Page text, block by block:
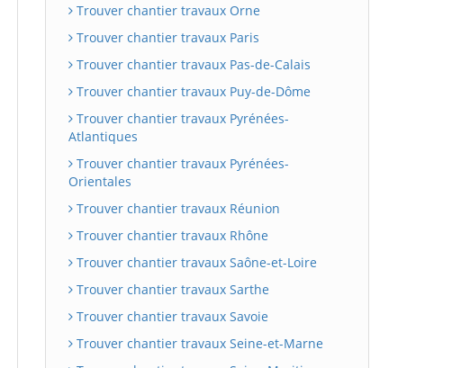
Trouver chantier travaux Orne
Trouver chantier travaux Paris
Trouver chantier travaux Pas-de-Calais
Trouver chantier travaux Puy-de-Dôme
Trouver chantier travaux Pyrénées-
Atlantiques
Trouver chantier travaux Pyrénées-
Orientales
Trouver chantier travaux Réunion
Trouver chantier travaux Rhône
Trouver chantier travaux Saône-et-Loire
Trouver chantier travaux Sarthe
Trouver chantier travaux Savoie
Trouver chantier travaux Seine-et-Marne